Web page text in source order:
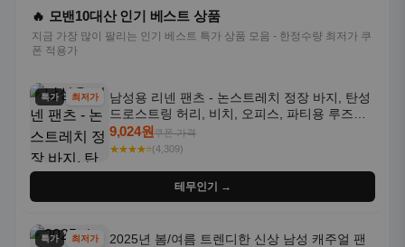
🔥 모밴10대산 인기 베스트 상품
지금 가장 많이 팔리는 인기 베스트 특가 상품 모음 - 한정수량 최저가 쿠
폰 적용가
특가 최저가
남성용 리넨 팬츠 - 논스트레치 정장 바지, 탄성
드로스트링 허리, 비치, 오피스, 파티용 루즈핏
트라우저 - 세탁기 사용 가능한 캐주얼 정장 의
상
9,024원쿠폰 가격
★★★★⭐(4,309)
테무인기 →
특가 최저가
2025년 봄/여름 트렌디한 신상 남성 캐주얼 팬